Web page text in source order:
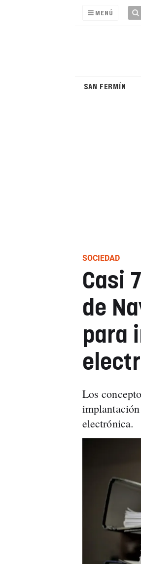
MENÚ
SAN FERMÍN
SOCIEDAD
Casi
de
para
Los
electrónica.